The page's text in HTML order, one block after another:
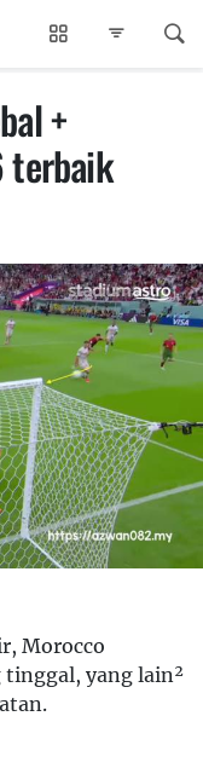
+
terbaik
Morocco
tinggal, yang lain²